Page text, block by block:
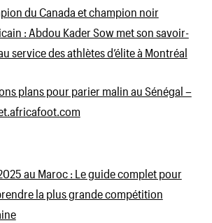
du Canada et champion noir
: Abdou Kader Sow met son savoir-
service des athlètes d’élite à Montréal
plans pour parier malin au Sénégal –
au Maroc : Le guide complet pour
la plus grande compétition